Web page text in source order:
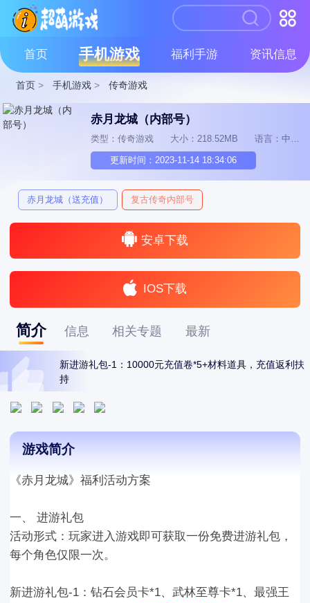
首页 手机游戏 福利手游 资讯信息
首页 > 手机游戏 > 传奇游戏
赤月龙城（内部号）
类型：传奇游戏 大小：218.52MB 语言：中文
更新时间：2023-11-14 18:34:06
赤月龙城（送充值） 复古传奇内部号
安卓下载
IOS下载
简介 信息 相关专题 最新
新进游礼包-1：10000元充值卷*5+材料道具，充值返利扶
持
游戏简介
《赤月龙城》福利活动方案
一、 进游礼包
活动形式：玩家进入游戏即可获取一份免费进游礼包，
每个角色仅限一次。
新进游礼包-1：钻石会员卡*1、武林至尊卡*1、最强王